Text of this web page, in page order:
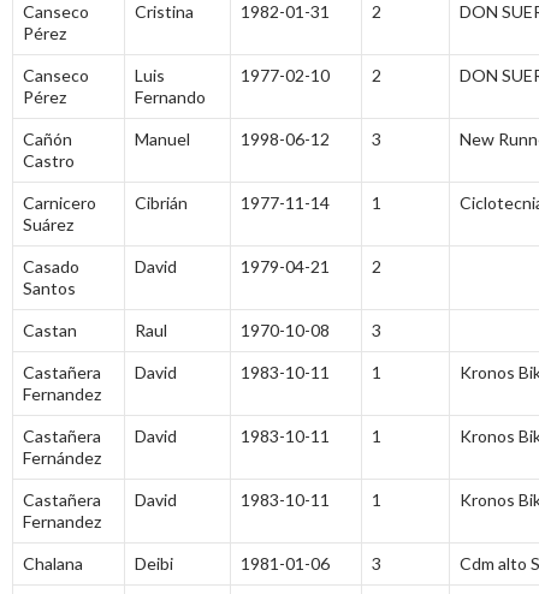
Canseco
Pérez
Cristina 1982-01-31 2 DON
Canseco
Pérez
Luis
Fernando
1977-02-10 2 DON
Cañón
Castro
Manuel 1998-06-12 3 New
Carnicero
Suárez
Cibrián 1977-11-14 1
Casado
Santos
David 1979-04-21 2
Castan Raul 1970-10-08 3
Castañera
Fernandez
David 1983-10-11 1 Kronos
Castañera
Fernández
David 1983-10-11 1 Kronos
Castañera
Fernandez
David 1983-10-11 1 Kronos
Chalana Deibi 1981-01-06 3 Cdm alto